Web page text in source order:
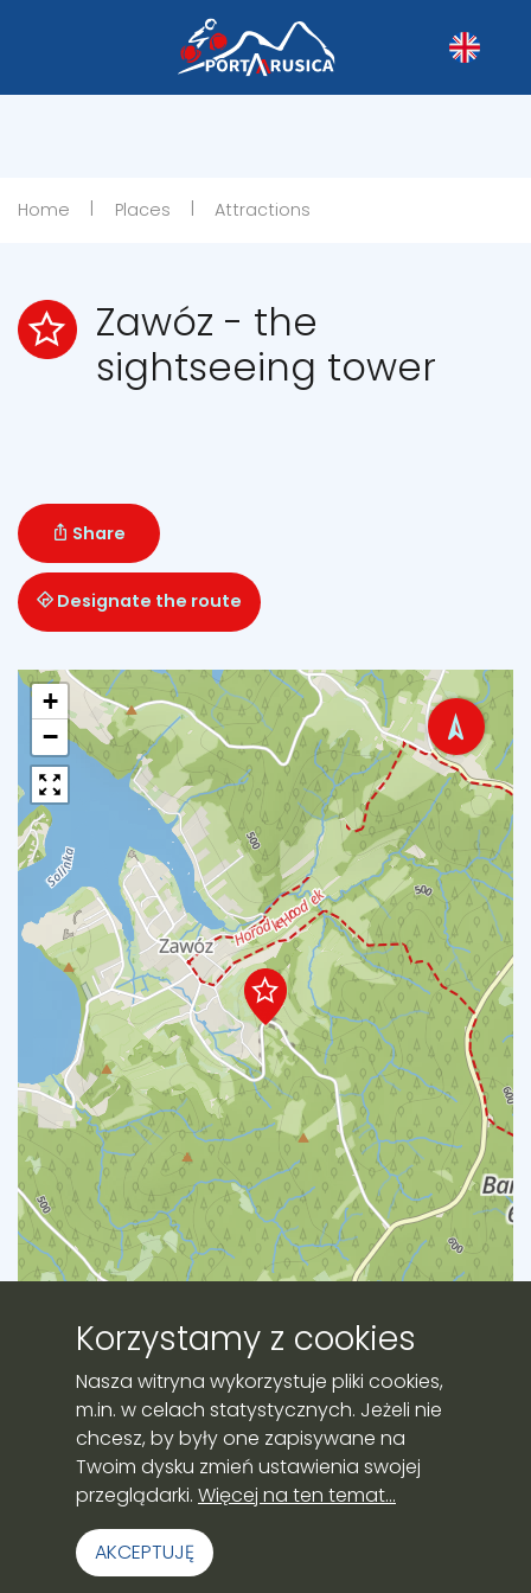
Home | Places | Attractions
Zawóz - the
sightseeing tower
Share
Designate the route
+
−
Leaflet OpenStreetMap
Website prepared by:
Korzystamy z cookies
Nasza witryna wykorzystuje pliki cookies,
m.in. w celach statystycznych. Jeżeli nie
chcesz, by były one zapisywane na
Twoim dysku zmień ustawienia swojej
przeglądarki. Więcej na ten temat...
AKCEPTUJĘ